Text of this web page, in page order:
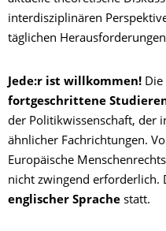
interdisziplinären
täglichen
Jede:r ist willkommen!
fortgeschrittene
der Politikwissenschaft, der
ähnlicher Fachrichtungen.
Europäische
nicht zwingend erforderlich.
englischer Sprache statt.